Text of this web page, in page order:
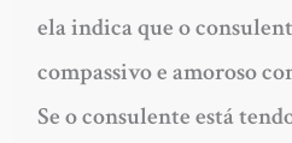
ela indica que o
compassivo e amoroso
Se o consulente está